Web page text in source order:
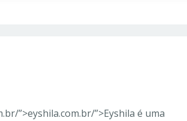
”>eyshila.com.br/”>Eyshila é uma